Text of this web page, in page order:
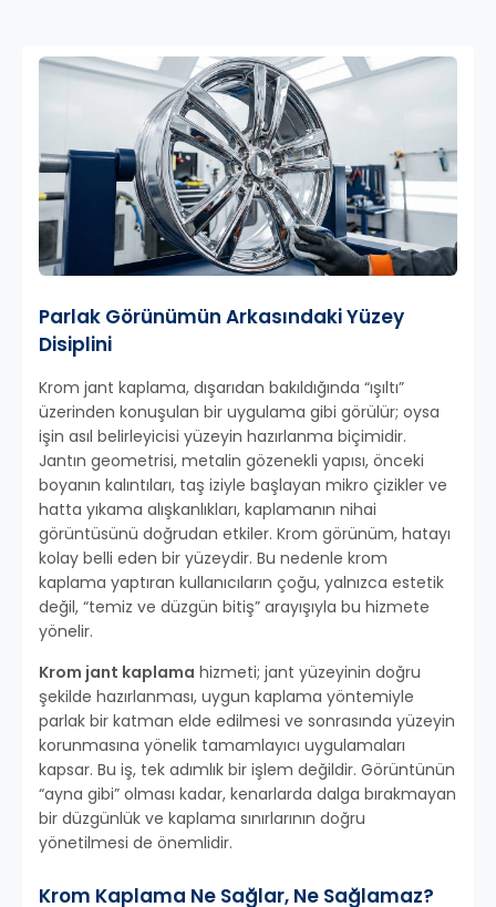
Parlak Görünümün Arkasındaki Yüzey
Disiplini
Krom jant kaplama, dışarıdan bakıldığında “ışıltı”
üzerinden konuşulan bir uygulama gibi görülür; oysa
işin asıl belirleyicisi yüzeyin hazırlanma biçimidir.
Jantın geometrisi, metalin gözenekli yapısı, önceki
boyanın kalıntıları, taş iziyle başlayan mikro çizikler ve
hatta yıkama alışkanlıkları, kaplamanın nihai
görüntüsünü doğrudan etkiler. Krom görünüm, hatayı
kolay belli eden bir yüzeydir. Bu nedenle krom
kaplama yaptıran kullanıcıların çoğu, yalnızca estetik
değil, “temiz ve düzgün bitiş” arayışıyla bu hizmete
yönelir.
Krom jant kaplama hizmeti; jant yüzeyinin doğru
şekilde hazırlanması, uygun kaplama yöntemiyle
parlak bir katman elde edilmesi ve sonrasında yüzeyin
korunmasına yönelik tamamlayıcı uygulamaları
kapsar. Bu iş, tek adımlık bir işlem değildir. Görüntünün
“ayna gibi” olması kadar, kenarlarda dalga bırakmayan
bir düzgünlük ve kaplama sınırlarının doğru
yönetilmesi de önemlidir.
Krom Kaplama Ne Sağlar, Ne Sağlamaz?